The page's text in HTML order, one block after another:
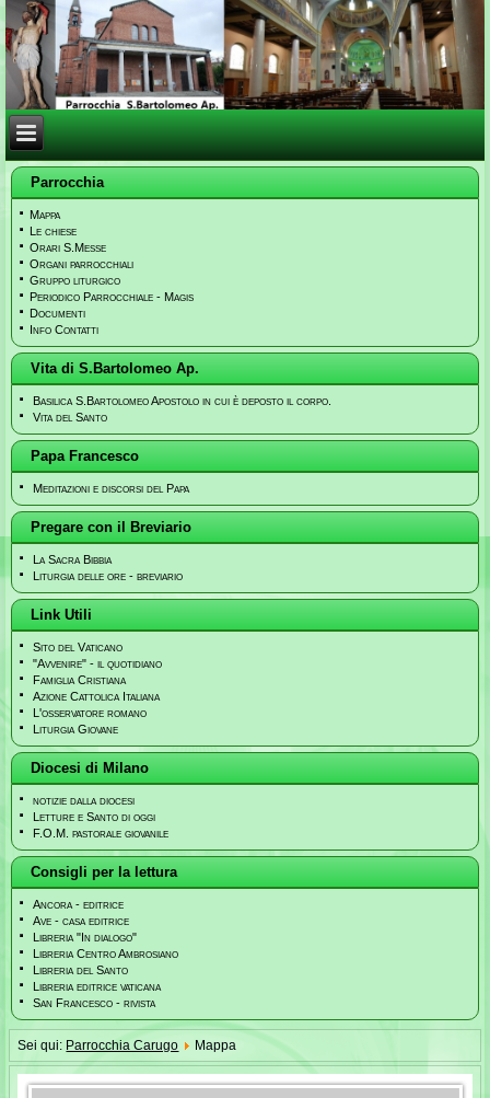
Parrocchia
Mappa
Le chiese
Orari S.Messe
Organi parrocchiali
Gruppo liturgico
Periodico Parrocchiale - Magis
Documenti
Info Contatti
Vita di S.Bartolomeo Ap.
Basilica S.Bartolomeo Apostolo in cui è deposto il corpo.
Vita del Santo
Papa Francesco
Meditazioni e discorsi del Papa
Pregare con il Breviario
La Sacra Bibbia
Liturgia delle ore - breviario
Link Utili
Sito del Vaticano
"Avvenire" - il quotidiano
Famiglia Cristiana
Azione Cattolica Italiana
L'osservatore romano
Liturgia Giovane
Diocesi di Milano
notizie dalla diocesi
Letture e Santo di oggi
F.O.M. pastorale giovanile
Consigli per la lettura
Ancora - editrice
Ave - casa editrice
Libreria "In dialogo"
Libreria Centro Ambrosiano
Libreria del Santo
Libreria editrice vaticana
San Francesco - rivista
Sei qui: Parrocchia Carugo Mappa